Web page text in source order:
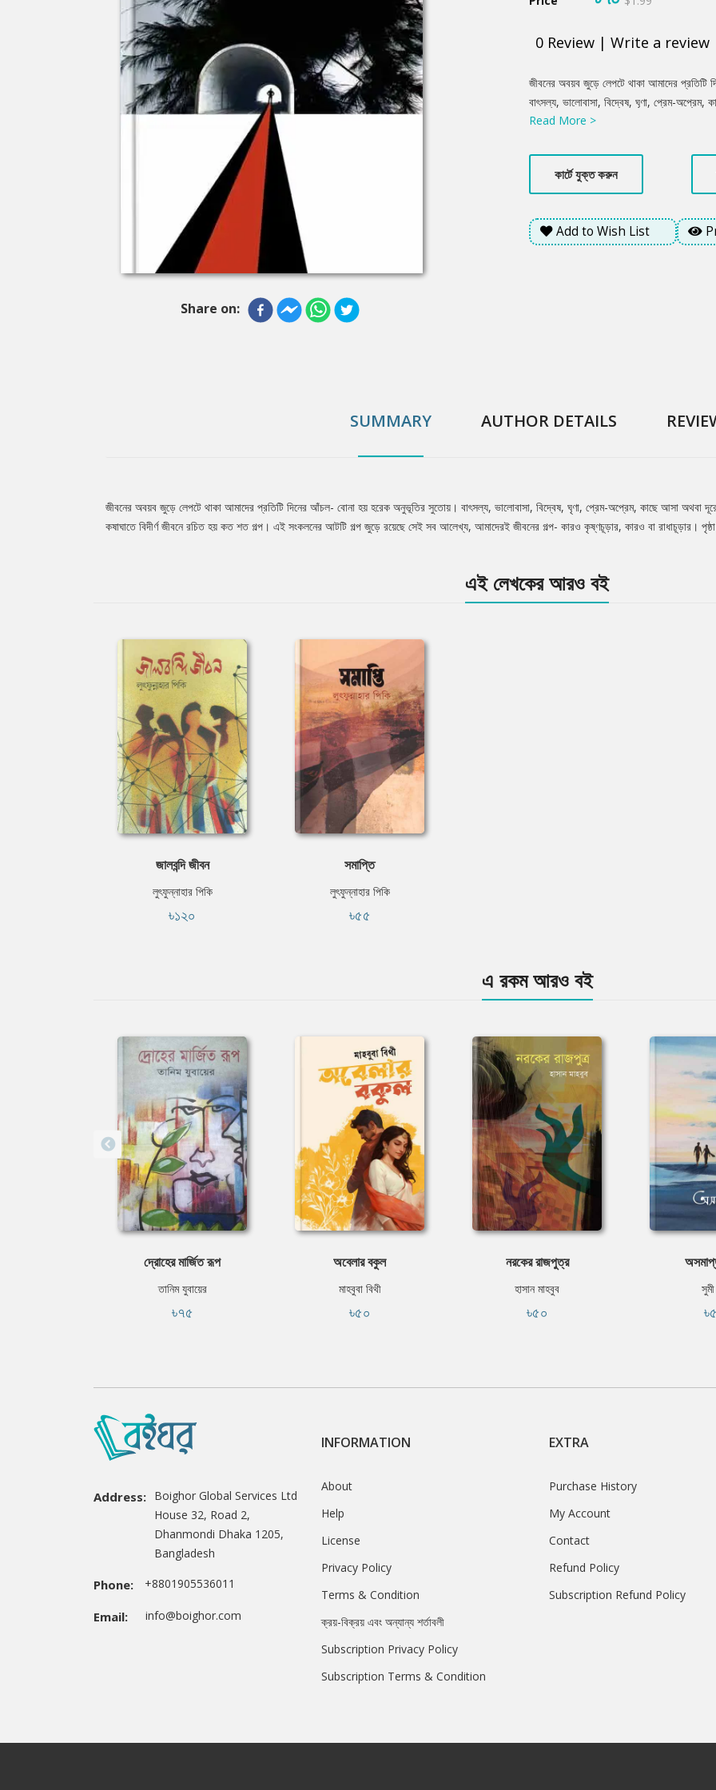
Share on:
0 Review | Write a review
Product
Summery
জীবনের অবয়ব জুড়ে লেপটে থাকা আমাদের
বাৎসল্য, ভালোবাসা, বিদ্বেষ, ঘৃণা, প্রেম-
মথিত হৃদয়ের কন্দরে কিংবা বাস্তবের কষাঘাতে
সংখ্যা: ১২৮
Read More >
কার্টে যুক্ত করুন
Add to Wish List
SUMMARY AUTHOR DETAILS
Tab
জীবনের অবয়ব জুড়ে লেপটে থাকা আমাদের প্রতিটি দিনের আঁচল- বোনা হয় হরেক অনুভূতির সুতোয়। বাৎসল্য, ভালোবাসা, বিদ্বেষ, ঘৃণা, প্রেম-অপ্রেম, কাছে আসা অথবা
কষাঘাতে বিদীর্ণ জীবনে রচিত হয় কত শত গল্প। এই সংকলনের আটটি গল্প জুড়ে রয়েছে সেই সব আলেখ্য, আমাদেরই জীবনের গল্প- কারও কৃষ্ণচূড়ার, কারও বা রাধাচূড়ার।
এই লেখকের আরও বই
জালবন্দি জীবন
লুৎফুন্নাহার পিকি
৳১২০
সমাপ্তি
লুৎফুন্নাহার পিকি
৳৫৫
এ রকম আরও বই
দ্রোহের মার্জিত রূপ
তানিম যুবায়ের
৳৭৫
অবেলার বকুল
মাহবুবা বিথী
৳৫০
নরকের রাজপুত্র
হাসান মাহবুব
৳৫০
Address: Boighor Global Services Ltd
House 32, Road 2,
Dhanmondi Dhaka 1205,
Bangladesh
Phone: +8801905536011
Email: info@boighor.com
INFORMATION
About
Help
License
Privacy Policy
Terms & Condition
ক্রয়-বিক্রয় এবং অন্যান্য শর্তাবলী
Subscription Privacy Policy
Subscription Terms & Condition
EXTRA
Purchase History
My Account
Contact
Refund Policy
Subscription Refund Policy